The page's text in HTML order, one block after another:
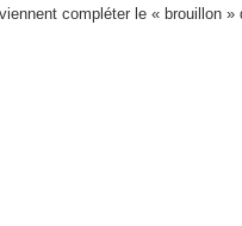
compléter le « brouillon